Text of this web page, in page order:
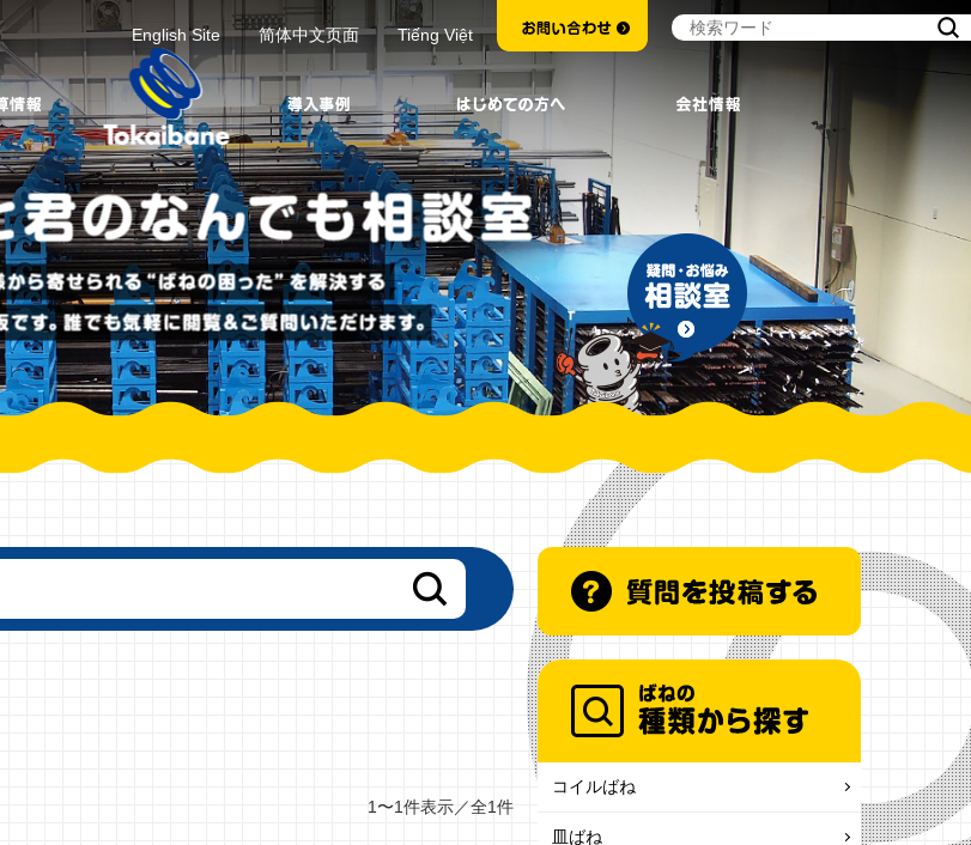
English Site 简体中文页面 Tiếng Việt
1〜1件表示／全1件
コイルばね
皿ばね